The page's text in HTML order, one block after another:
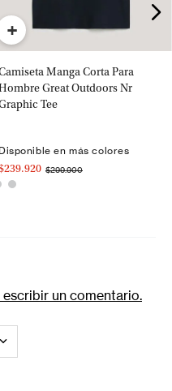
+
Manga Corta Para
Great Outdoors Nr
Tee
Disponible en más colores
$299.900
un comentario.